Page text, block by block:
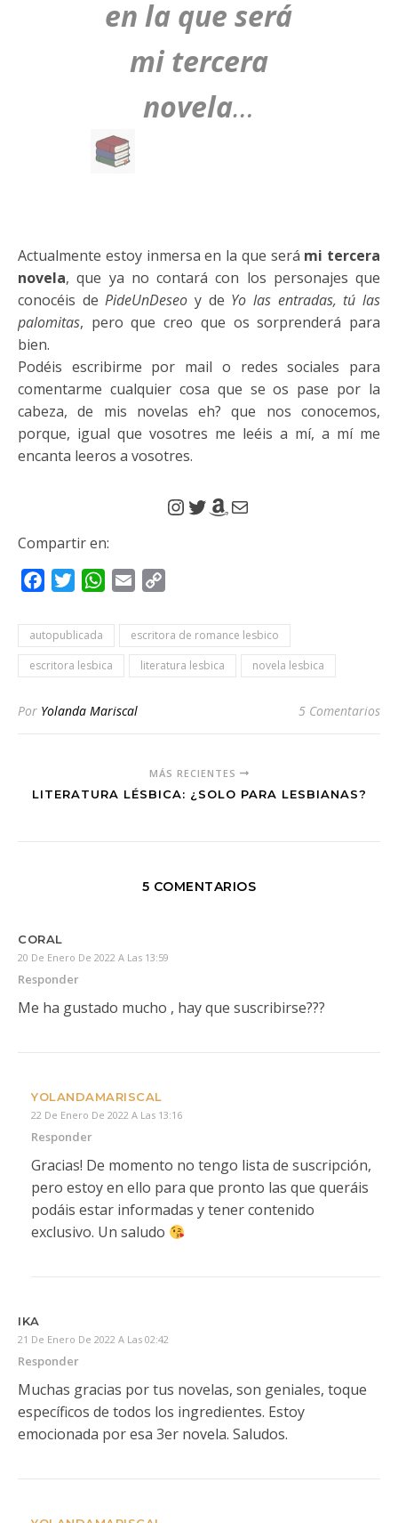
en la que será
mi tercera
novela…
Actualmente estoy inmersa en la que será mi tercera
novela, que ya no contará con los personajes que
conocéis dePideUnDeseoy de Yo las entradas, tú las
palomitas, pero que creo que os sorprenderá para
bien.
Podéis escribirme por mail o redes sociales para
comentarme cualquier cosa que se os pase por la
cabeza, de mis novelas eh? que nos conocemos,
porque, igual que vosotres me leéis a mí, a mí me
encanta leeros a vosotres.
Compartir en:
FacebookTwitterWhatsApp
Email
autopublicada
escritora de romance lesbico
escritora lesbica
literatura lesbica novela lesbica
Por Yolanda Mariscal 5 Comentarios
MÁS RECIENTES
LITERATURA LÉSBICA: ¿SOLO PARA LESBIANAS?
5 COMENTARIOS
CORAL
20 De Enero De 2022 A Las 13:59
Responder
Me ha gustado mucho , hay que suscribirse???
YOLANDAMARISCAL
22 De Enero De 2022 A Las 13:16
Responder
Gracias! De momento no tengo lista de suscripción,
pero estoy en ello para que pronto las que queráis
podáis estar informadas y tener contenido
exclusivo. Un saludo
IKA
21 De Enero De 2022 A Las 02:42
Responder
Muchas gracias por tus novelas, son geniales, toque
específicos de todos los ingredientes. Estoy
emocionada por esa 3er novela. Saludos.